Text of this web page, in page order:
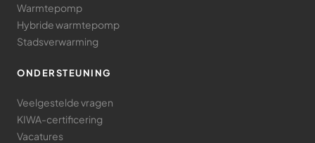
Warmtepomp
Hybride warmtepomp
Stadsverwarming
ONDERSTEUNING
Veelgestelde vragen
KIWA-certificering
Vacatures